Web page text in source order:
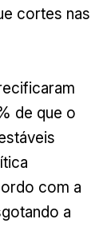
cortes nas
de que o
com a
a